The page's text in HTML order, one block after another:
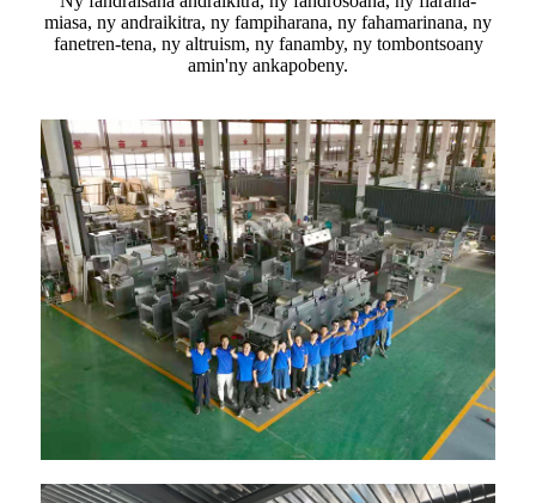
miasa, ny andraikitra, ny fampiharana, ny fahamarinana, ny
fanetren-tena, ny altruism, ny fanamby, ny tombontsoany
amin'ny ankapobeny.